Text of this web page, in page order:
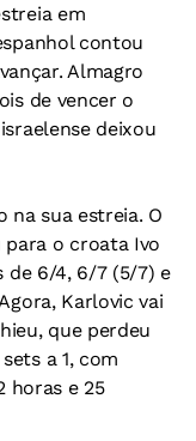
em
contou
Almagro
de vencer o
deixou
na sua estreia. O
para o croata Ivo
de 6/4, 6/7 (5/7) e
Karlovic vai
que perdeu
a 1, com
horas e 25